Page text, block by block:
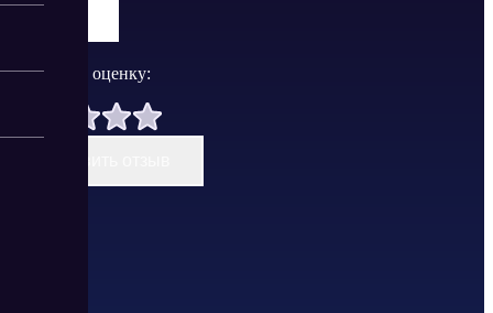
Поставить оценку: